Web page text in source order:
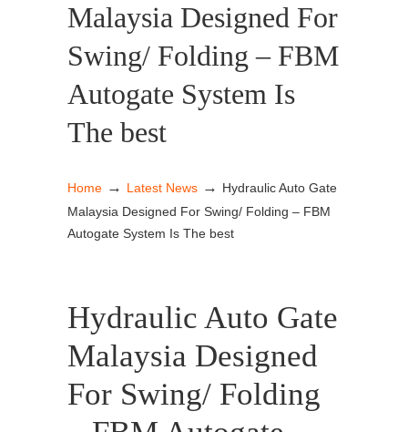
Malaysia Designed For
Swing/ Folding – FBM
Autogate System Is
The best
Home → Latest News → Hydraulic Auto Gate
Malaysia Designed For Swing/ Folding – FBM
Autogate System Is The best
Hydraulic Auto Gate
Malaysia Designed
For Swing/ Folding